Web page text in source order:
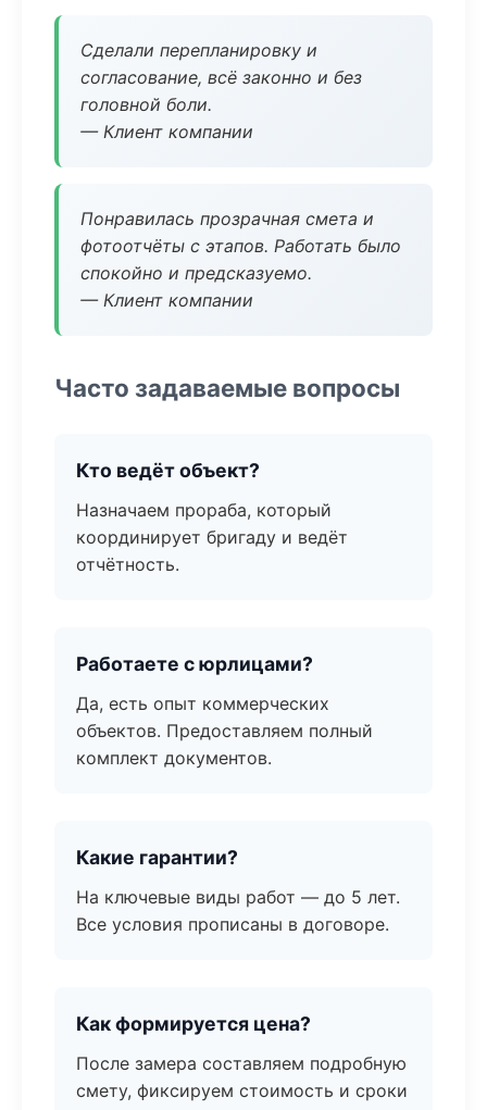
Сделали перепланировку и
согласование, всё законно и без
головной боли.
— Клиент компании
Понравилась прозрачная смета и
фотоотчёты с этапов. Работать было
спокойно и предсказуемо.
— Клиент компании
Часто задаваемые вопросы
Кто ведёт объект?
Назначаем прораба, который
координирует бригаду и ведёт
отчётность.
Работаете с юрлицами?
Да, есть опыт коммерческих
объектов. Предоставляем полный
комплект документов.
Какие гарантии?
На ключевые виды работ — до 5 лет.
Все условия прописаны в договоре.
Как формируется цена?
После замера составляем подробную
смету, фиксируем стоимость и сроки